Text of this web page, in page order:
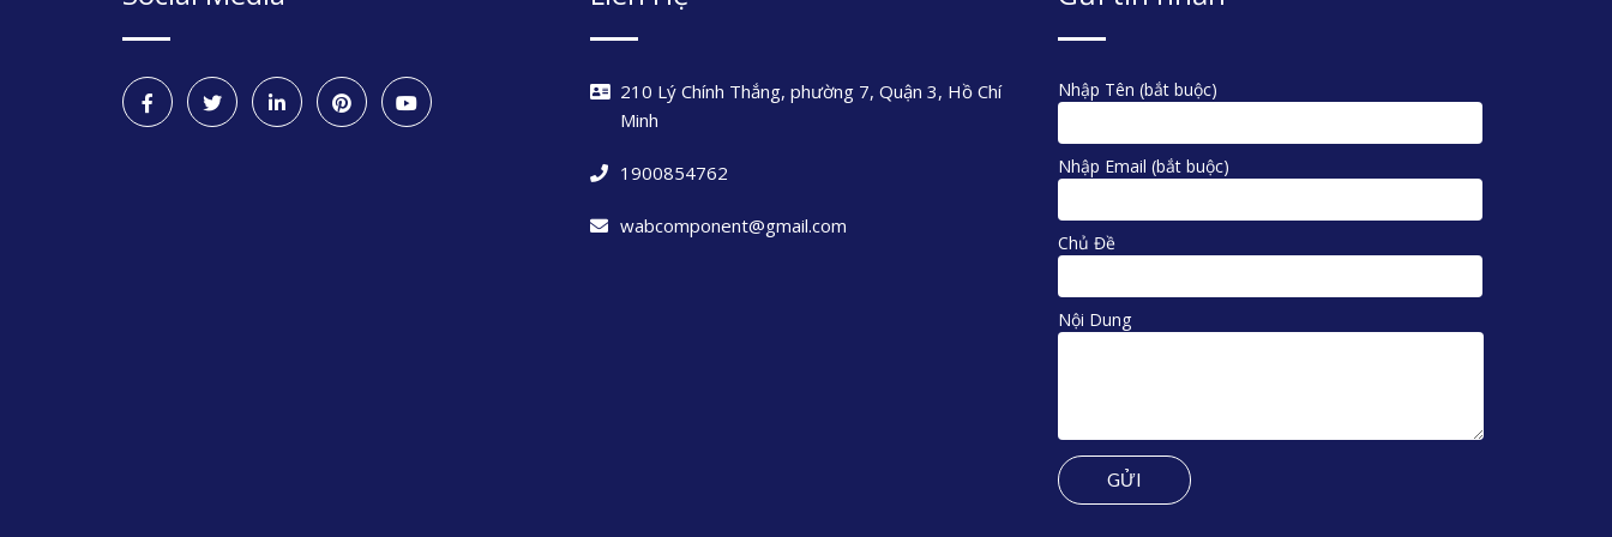
210 Lý Chính Thắng, phường 7, Quận 3, Hồ Chí
Minh
1900854762
wabcomponent@gmail.com
Nhập Tên (bắt buộc)
Nhập Email (bắt buộc)
Chủ Đề
Nội Dung